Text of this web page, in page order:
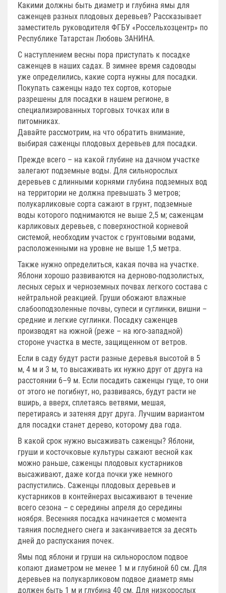
Какими должны быть диаметр и глубина ямы для
саженцев разных плодовых деревьев? Рассказывает
заместитель руководителя ФГБУ «Россельхозцентр» по
Республике Татарстан Любовь ЗАНИНА.
С наступлением весны пора приступать к посадке
саженцев в наших садах. В зимнее время садоводы
уже определились, какие сорта нужны для посадки.
Покупать саженцы надо тех сортов, которые
разрешены для посадки в нашем регионе, в
специализированных торговых точках или в
питомниках.
Давайте рассмотрим, на что обратить внимание,
выбирая саженцы плодовых деревьев для посадки.
Прежде всего – на какой глубине на дачном участке
залегают подземные воды. Для сильнорослых
деревьев с длинными корнями глубина подземных вод
на территории не должна превышать 3 метров;
полукарликовые сорта сажают в грунт, подземные
воды которого поднимаются не выше 2,5 м; саженцам
карликовых деревьев, с поверхностной корневой
системой, необходим участок с грунтовыми водами,
расположенными на уровне не выше 1,5 метра.
Также нужно определиться, какая почва на участке.
Яблони хорошо развиваются на дерново-подзолистых,
лесных серых и черноземных почвах легкого состава с
нейтральной реакцией. Груши обожают влажные
слабооподзоленные почвы, супеси и суглинки, вишни –
средние и легкие суглинки. Посадку саженцев
производят на южной (реже – на юго-западной)
стороне участка в месте, защищенном от ветров.
Если в саду будут расти разные деревья высотой в 5
м, 4 м и 3 м, то высаживать их нужно друг от друга на
расстоянии 6–9 м. Если посадить саженцы гуще, то они
от этого не погибнут, но, развиваясь, будут расти не
вширь, а вверх, сплетаясь ветвями, мешая,
перетираясь и затеняя друг друга. Лучшим вариантом
для посадки станет дерево, которому два года.
В какой срок нужно высаживать саженцы? Яблони,
груши и косточковые культуры сажают весной как
можно раньше, саженцы плодовых кустарников
высаживают, даже когда почки уже немного
распустились. Саженцы плодовых деревьев и
кустарников в контейнерах высаживают в течение
всего сезона – с середины апреля до середины
ноября. Весенняя посадка начинается с момента
таяния последнего снега и заканчивается за десять
дней до распускания почек.
Ямы под яблони и груши на сильнорослом подвое
копают диаметром не менее 1 м и глубиной 60 см. Для
деревьев на полукарликовом подвое диаметр ямы
должен быть 1 м и глубина 40 см. Для низкорослых